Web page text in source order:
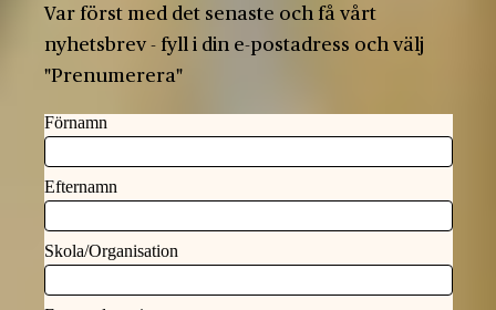
Var först med det senaste och få vårt
nyhetsbrev - fyll i din e-postadress och välj
"Prenumerera"